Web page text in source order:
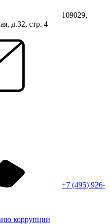
109029,
д.32, стр. 4
+7 (495) 926-
коррупции